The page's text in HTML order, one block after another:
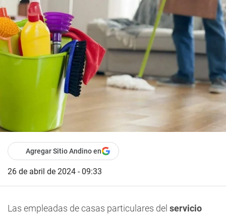
Agregar Sitio Andino en
26 de abril de 2024 - 09:33
Las empleadas de casas particulares del servicio